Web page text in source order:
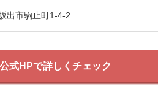
出市駒止町1-4-2
公式HPで詳しくチェック